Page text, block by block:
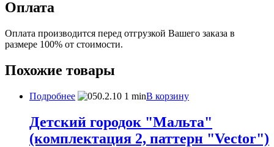
Оплата
Оплата производится перед отгрузкой Вашего заказа в
размере 100% от стоимости.
Похожие товары
Подробнее В корзину
Детский городок "Мальта"
(комплектация 2, паттерн "Vector")